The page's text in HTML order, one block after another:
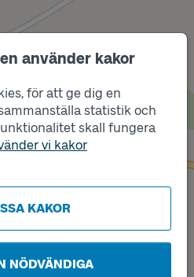
använder kakor
för att ge dig en
statistik och
skall fungera
vi kakor
KAKOR
NÖDVÄNDIGA
Läge
B